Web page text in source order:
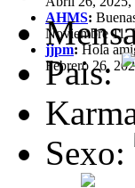
AHMS:
Noviembre 11,
jjpm: Hola
Febrero 26,
Pais:
Sexo: